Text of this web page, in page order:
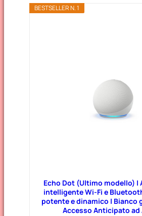
BESTSELLER N. 1
Echo Dot (Ultimo modello) |
intelligente Wi-Fi e
potente e dinamico | Bianco
Accesso Anticipato ad